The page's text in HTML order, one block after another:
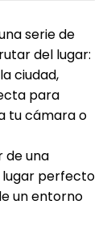
serie de
del lugar:
ciudad,
para
tu cámara o
de una
lugar perfecto
un entorno